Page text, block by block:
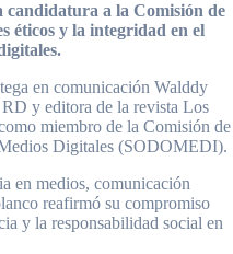
a la Comisión de
éticos y la integridad en el
en comunicación Walddy
y editora de la revista Los
miembro de la Comisión de
Digitales (SODOMEDI).
en medios, comunicación
reafirmó su compromiso
y la responsabilidad social en